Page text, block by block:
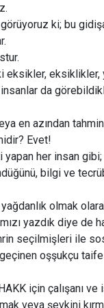
ki; bu
eksikler, eksiklikler,
da
en azından
Evet!
her insan
bilgi ve
yağdanlık olmak
yazdık diye
seçilmişleri ile
oşşukçu
için çalışanı
veya şevkini